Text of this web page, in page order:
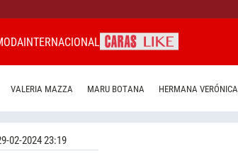
INTERNACIONAL
VALERIA MAZZA MARU BOTANA HERMANA VERÓNICA
02-2024 23:19